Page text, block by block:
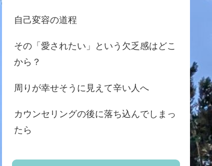
自己変容の道程
その「愛されたい」という欠乏感はどこ
から？
周りが幸せそうに見えて辛い人へ
カウンセリングの後に落ち込んでしまっ
たら